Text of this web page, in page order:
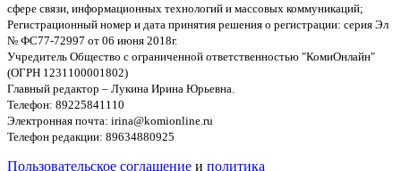
сфере связи, информационных технологий и массовых коммуникаций;
Регистрационный номер и дата принятия решения о регистрации: серия Эл
№ ФС77-72997 от 06 июня 2018г.
Учредитель Общество с ограниченной ответственностью "КомиОнлайн"
(ОГРН 1231100001802)
Главный редактор – Лукина Ирина Юрьевна.
Телефон: 89225841110
Электронная почта: irina@komionline.ru
Телефон редакции: 89634880925
Пользовательское соглашение и политика